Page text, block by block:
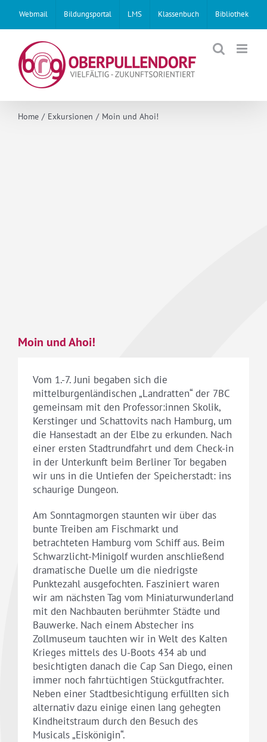
content
Webmail Bildungsportal LMS Klassenbuch Bibliothek
Home Exkursionen Moin und Ahoi!
Moin und Ahoi!
Vom 1.-7. Juni begaben sich die
mittelburgenländischen „Landratten“ der 7BC
gemeinsam mit den Professor:innen Skolik,
Kerstinger und Schattovits nach Hamburg, um
die Hansestadt an der Elbe zu erkunden. Nach
einer ersten Stadtrundfahrt und dem Check-in
in der Unterkunft beim Berliner Tor begaben
wir uns in die Untiefen der Speicherstadt: ins
schaurige Dungeon.
Am Sonntagmorgen staunten wir über das
bunte Treiben am Fischmarkt und
betrachteten Hamburg vom Schiff aus. Beim
Schwarzlicht-Minigolf wurden anschließend
dramatische Duelle um die niedrigste
Punktezahl ausgefochten. Fasziniert waren
wir am nächsten Tag vom Miniaturwunderland
mit den Nachbauten berühmter Städte und
Bauwerke. Nach einem Abstecher ins
Zollmuseum tauchten wir in Welt des Kalten
Krieges mittels des U-Boots 434 ab und
besichtigten danach die Cap San Diego, einen
immer noch fahrtüchtigen Stückgutfrachter.
Neben einer Stadtbesichtigung erfüllten sich
alternativ dazu einige einen lang gehegten
Kindheitstraum durch den Besuch des
Musicals „Eiskönigin“.